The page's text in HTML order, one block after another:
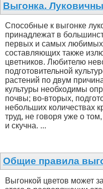
Выгонка.
Способные к выгонке
принадлежат в
первых и самых любимых
составляющих также
цветников. Любителю
подготовительной
растений по двум
культуры необходимы
почвы; во-вторых,
небольших количествах
труд, не говоря уже о
и скучна. ...
Общие правила
Выгонкой цветов может